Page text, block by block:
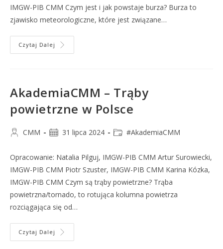
IMGW-PIB CMM Czym jest i jak powstaje burza? Burza to
zjawisko meteorologiczne, które jest związane…
Czytaj Dalej
AkademiaCMM – Trąby
powietrzne w Polsce
CMM 31 lipca 2024 #AkademiaCMM
Opracowanie: Natalia Pilguj, IMGW-PIB CMM Artur Surowiecki,
IMGW-PIB CMM Piotr Szuster, IMGW-PIB CMM Karina Kózka,
IMGW-PIB CMM Czym są trąby powietrzne? Trąba
powietrzna/tornado, to rotująca kolumna powietrza
rozciągająca się od…
Czytaj Dalej